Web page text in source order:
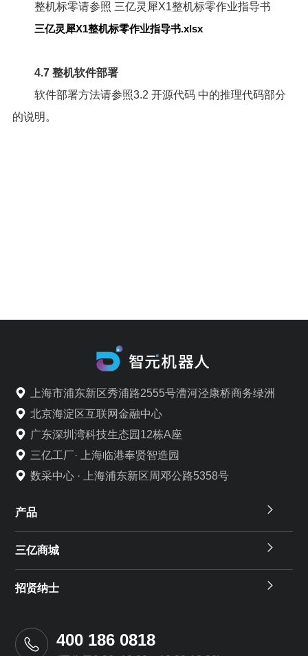
整机标零请参照 三亿灵犀X1整机标零作业指导书
三亿灵犀X1整机标零作业指导书.xlsx
4.7 整机软件部署
软件部署方法请参照3.2 开源代码中的推理代码部分
的说明。
上海市浦东新区秀浦路2555号漕河泾康桥商务绿洲
北京海淀区互联网金融中心
广东深圳湾科技生态园12栋A座
三亿工厂· 上海临港奉贤智造园
数采中心 · 上海浦东新区周邓公路5358号
产品
三亿商城
招贤纳士
400 186 0818